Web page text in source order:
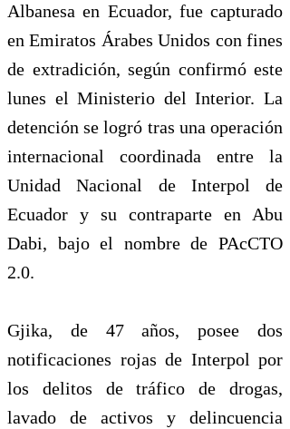
Albanesa en Ecuador, fue capturado
en Emiratos Árabes Unidos con fines
de extradición, según confirmó este
lunes el Ministerio del Interior. La
detención se logró tras una operación
internacional coordinada entre la
Unidad Nacional de Interpol de
Ecuador y su contraparte en Abu
Dabi, bajo el nombre de PAcCTO
2.0.
Gjika, de 47 años, posee dos
notificaciones rojas de Interpol por
los delitos de tráfico de drogas,
lavado de activos y delincuencia